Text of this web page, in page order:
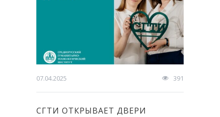
07.04.2025 391
СГТИ ОТКРЫВАЕТ ДВЕРИ